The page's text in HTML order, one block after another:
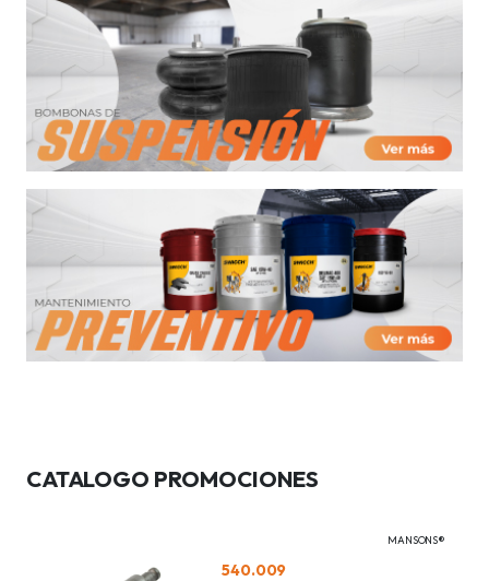
CATALOGO PROMOCIONES
MANSONS®
540.009